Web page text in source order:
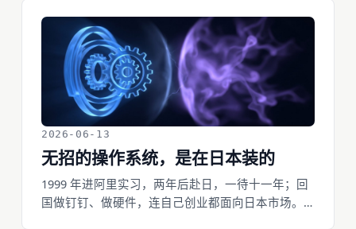
2026-06-13
无招的操作系统，是在日本装的
1999 年进阿里实习，两年后赴日，一待十一年；回
国做钉钉、做硬件，连自己创业都面向日本市场。